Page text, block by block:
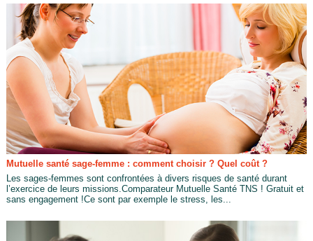
Mutuelle santé sage-femme : comment choisir ? Quel coût ?
Les sages-femmes sont confrontées à divers risques de santé durant
l’exercice de leurs missions.Comparateur Mutuelle Santé TNS ! Gratuit et
sans engagement !Ce sont par exemple le stress, les...